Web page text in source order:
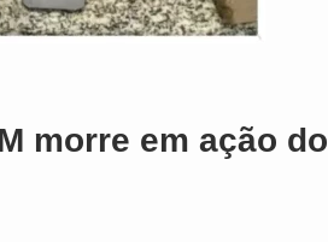
morre em ação do